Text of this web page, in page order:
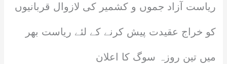
ریاست آزاد جموں و کشمیر کی لازوال قربانیوں
کو خراج عقیدت پیش کرنے کے لئے ریاست بھر
میں تین روزہ سوگ کا اعلان